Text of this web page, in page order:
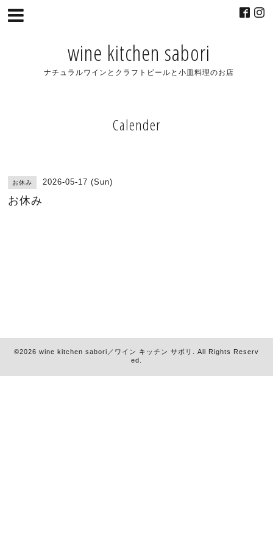
wine kitchen sabori
ナチュラルワインとクラフトビールと小皿料理のお店
Calender
お休み 2026-05-17 (Sun)
お休み
©2026 wine kitchen sabori／ワイン キッチン サボリ
. All Rights Reserv
ed.